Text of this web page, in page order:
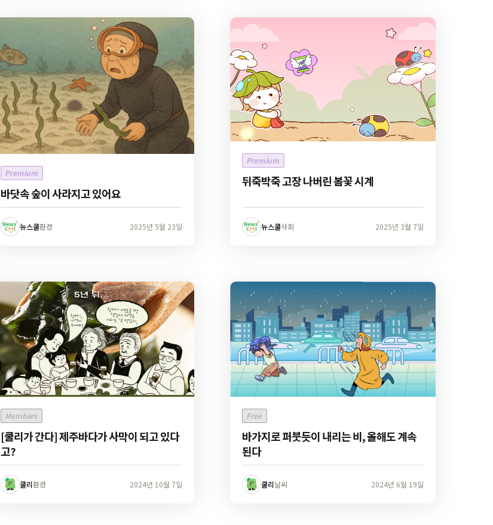
Premium
바닷속 숲이 사라지고 있어요
뉴스쿨환경 2025년 5월 23일
Premium
뒤죽박죽 고장 나버린 봄꽃 시계
뉴스쿨사회 2025년 3월 7일
Members
[쿨리가 간다] 제주바다가 사막이 되고 있다
고?
쿨리환경 2024년 10월 7일
Free
바가지로 퍼붓듯이 내리는 비, 올해도 계속
된다
쿨리날씨 2024년 6월 19일